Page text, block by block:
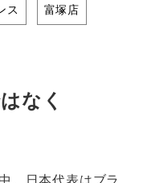
ス 富塚店
なく